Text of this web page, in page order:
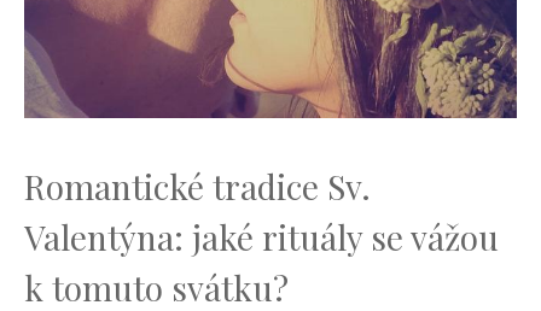
Romantické tradice Sv.
Valentýna: jaké rituály se vážou
k tomuto svátku?